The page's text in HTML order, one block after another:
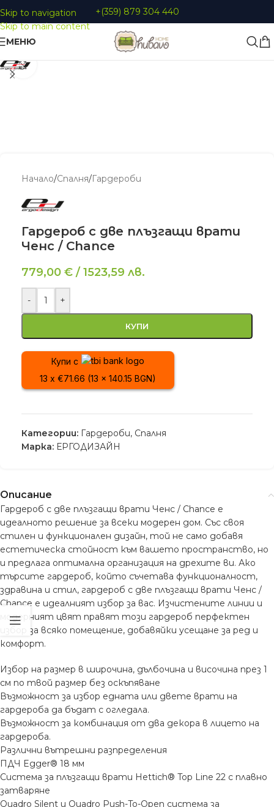
Skip to navigation
Skip to main content
+(359) 879 304 440
МЕНЮ
Начало/Спалня/Гардероби
Гардероб с две плъзгащи врати
Ченс / Chance
779,00 € /1523,59 лв.
- +
КУПИ
Купи с
13 x €71.66 (13 x 140.15 BGN)
Категории: Гардероби, Спалня
Марка: ЕРГОДИЗАЙН
Описание
Гардероб с две плъзгащи врати Ченс / Chance е
идеалното решение за всеки модерен дом. Със своя
стилен и функционален дизайн, той не само добавя
естетическа стойност към вашето пространство, но
и предлага оптимална организация на дрехите ви. Ако
търсите гардероб, който съчетава функционалност,
здравина и стил, гардероб с две плъзгащи врати Ченс /
Chance е идеалният избор за вас. Изчистените линии и
модерният цвят правят този гардероб перфектен
избор за всяко помещение, добавяйки усещане за ред и
комфорт.
Избор на размер в широчина, дълбочина и височина през 1
см по твой размер без оскъпяване
Възможност за избор едната или двете врати на
гардероба да бъдат с огледала.
Възможност за комбинация от два декора в лицето на
гардероба.
Различни вътрешни разпределения
ПДЧ Egger®️ 18 мм
Система за плъзгащи врати Hettich®️ Top Line 22 с плавно
затваряне
Quadro Silent и Quadro Push-To-Open система за